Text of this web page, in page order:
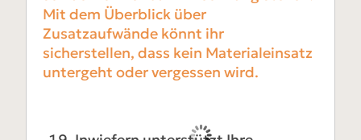
Mit dem Überblick über
Zusatzaufwände könnt ihr
sicherstellen, dass kein Materialeinsatz
untergeht oder vergessen wird.